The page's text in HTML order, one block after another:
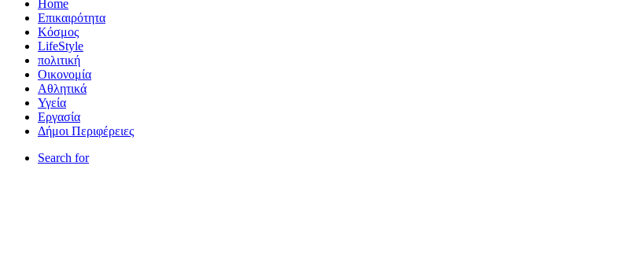
Home
Επικαιρότητα
Κόσμος
LifeStyle
πολιτική
Οικονομία
Αθλητικά
Υγεία
Εργασία
Δήμοι Περιφέρειες
Search for